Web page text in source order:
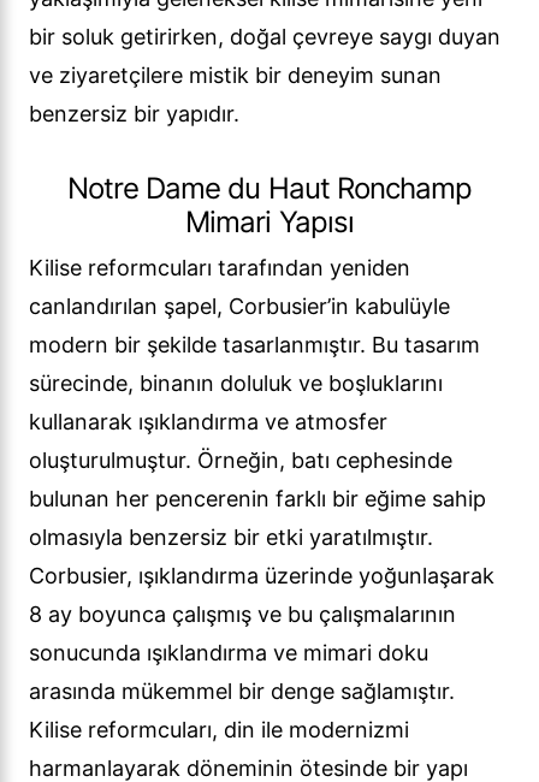
bir soluk getirirken, doğal çevreye saygı duyan
ve ziyaretçilere mistik bir deneyim sunan
benzersiz bir yapıdır.
Notre Dame du Haut Ronchamp
Mimari Yapısı
Kilise reformcuları tarafından yeniden
canlandırılan şapel, Corbusier’in kabulüyle
modern bir şekilde tasarlanmıştır. Bu tasarım
sürecinde, binanın doluluk ve boşluklarını
kullanarak ışıklandırma ve atmosfer
oluşturulmuştur. Örneğin, batı cephesinde
bulunan her pencerenin farklı bir eğime sahip
olmasıyla benzersiz bir etki yaratılmıştır.
Corbusier, ışıklandırma üzerinde yoğunlaşarak
8 ay boyunca çalışmış ve bu çalışmalarının
sonucunda ışıklandırma ve mimari doku
arasında mükemmel bir denge sağlamıştır.
Kilise reformcuları, din ile modernizmi
harmanlayarak döneminin ötesinde bir yapı